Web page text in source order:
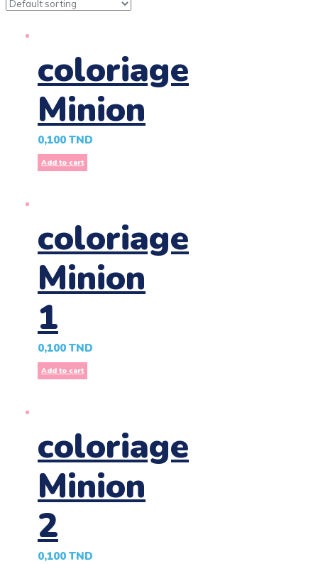
coloriage
Minion
0,100 TND
Add to cart
coloriage
Minion
1
0,100 TND
Add to cart
coloriage
Minion
2
0,100 TND